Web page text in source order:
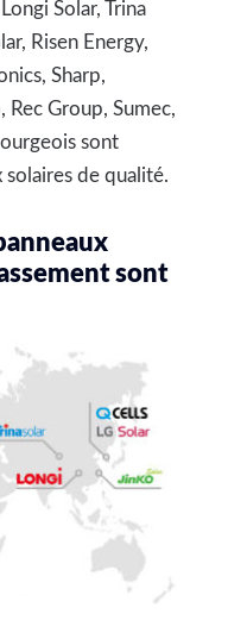
Solar, Trina
Risen Energy,
Sharp,
Rec Group, Sumec,
sont
solaires de qualité.
sont